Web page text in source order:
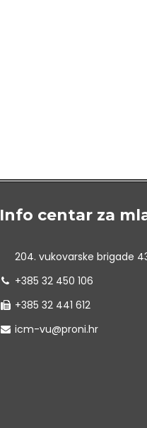
Info centar za
204. vukovarske brigade
+385 32 450 106
+385 32 441 612
icm-vu@proni.hr